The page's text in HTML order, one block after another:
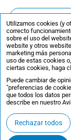
Utilizamos cookies (y
correcto
sobre el uso del
website y otros
marketing más
uso de estas cookies
ciertas cookies, haga
Puede cambiar de
"preferencias de
que todos los datos
describe en nuestro
Rechazar todos